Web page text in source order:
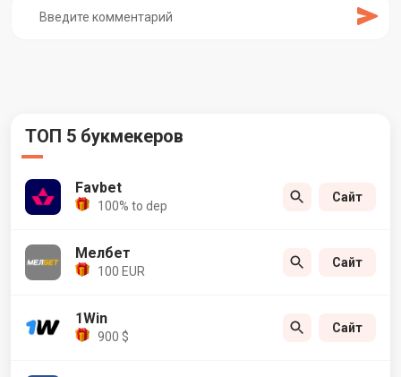
ТОП 5 букмекеров
Favbet
100% to dep
Сайт
Мелбет
100 EUR
Сайт
1Win
900 $
Сайт